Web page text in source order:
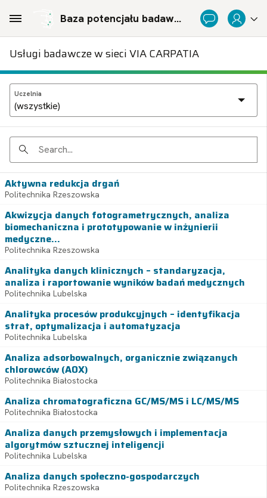
Baza potencjału badawczego Politechnicznej Sieci Via Carpatia im. Prezydenta RP Lecha Kaczyńskiego
Usługi badawcze w sieci VIA CARPATIA
Uczelnia
Search
Aktywna redukcja drgań
Politechnika Rzeszowska
Akwizycja danych fotogrametrycznych, analiza
biomechaniczna i prototypowanie w inżynierii
medyczne...
Politechnika Rzeszowska
Analityka danych klinicznych – standaryzacja,
analiza i raportowanie wyników badań medycznych
Politechnika Lubelska
Analityka procesów produkcyjnych – identyfikacja
strat, optymalizacja i automatyzacja
Politechnika Lubelska
Analiza adsorbowalnych, organicznie związanych
chlorowców (AOX)
Politechnika Białostocka
Analiza chromatograficzna GC/MS/MS i LC/MS/MS
Politechnika Białostocka
Analiza danych przemysłowych i implementacja
algorytmów sztucznej inteligencji
Politechnika Lubelska
Analiza danych społeczno-gospodarczych
Politechnika Rzeszowska